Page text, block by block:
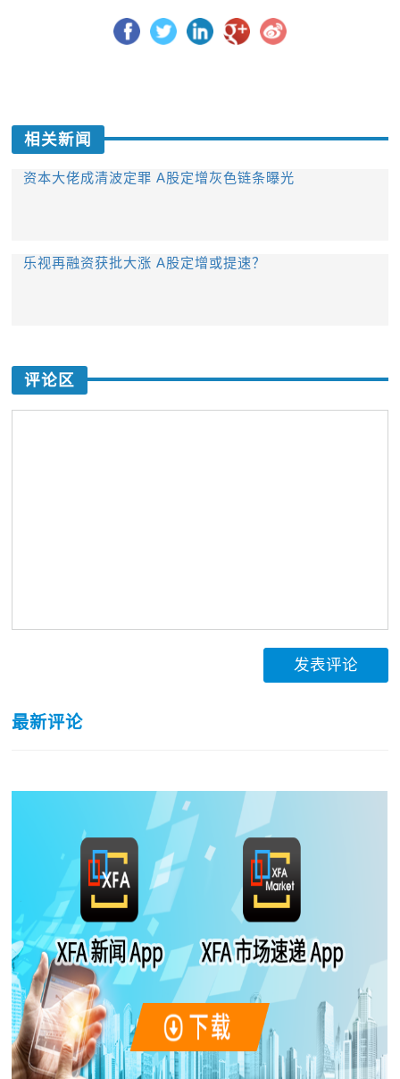
相关新闻
资本大佬成清波定罪 A股定增灰色链条曝光
乐视再融资获批大涨 A股定增或提速？
评论区
发表评论
最新评论